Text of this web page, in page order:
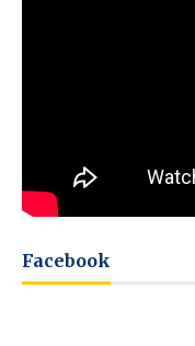
Facebook